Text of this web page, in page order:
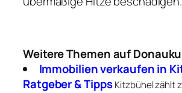
Weitere Themen auf
Immobilien verkaufen in
Ratgeber & Tipps Kitzbühel zählt